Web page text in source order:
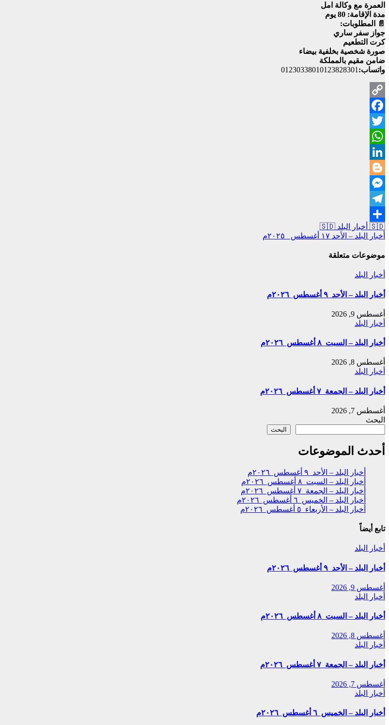
العمرة مع وكالة امل
مدة الإقامة: 80 يوم
📄 المطلوبات:
جواز سفر ساري
كرت التطعيم
صورة شخصية بخلفية بيضاء
ضامن مقيم بالمملكة
واتساب: 01230338010123828301
Copy
Link
Facebook
Twitter
WhatsApp
LinkedIn
Blogger
Messenger
Telegram
Share
تصفّح
المقالات
🇸🇩 أخبار البلد 🇸🇩
أخبار البلد – الأحد ١٧ أغسطس ٢٠٢٥م
موضوعات متعلقة
أخبار البلد
أخبار البلد – الأحد ٩ أغسطس ٢٠٢٦م
أغسطس 9, 2026
أخبار البلد
أخبار البلد – السبت ٨ أغسطس ٢٠٢٦م
أغسطس 8, 2026
أخبار البلد
أخبار البلد – الجمعة ٧ أغسطس ٢٠٢٦م
أغسطس 7, 2026
البحث
البحث
أحدث الموضوعات
أخبار البلد – الأحد ٩ أغسطس ٢٠٢٦م
أخبار البلد – السبت ٨ أغسطس ٢٠٢٦م
أخبار البلد – الجمعة ٧ أغسطس ٢٠٢٦م
أخبار البلد – الخميس ٦ أغسطس ٢٠٢٦م
أخبار البلد – الأربعاء ٥ أغسطس ٢٠٢٦م
تابع أيضاً
أخبار البلد
أخبار البلد – الأحد ٩ أغسطس ٢٠٢٦م
أغسطس 9, 2026
أخبار البلد
أخبار البلد – السبت ٨ أغسطس ٢٠٢٦م
أغسطس 8, 2026
أخبار البلد
أخبار البلد – الجمعة ٧ أغسطس ٢٠٢٦م
أغسطس 7, 2026
أخبار البلد
أخبار البلد – الخميس ٦ أغسطس ٢٠٢٦م